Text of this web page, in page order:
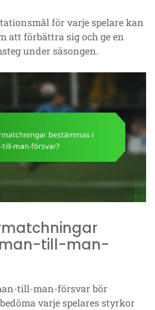
för varje spelare kan
att förbättra sig och ge en
under säsongen.
till-man-
till-man-försvar bör
varje spelares styrkor